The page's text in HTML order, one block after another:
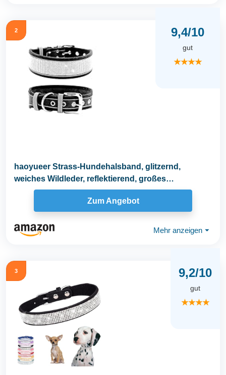
2 9,4/10
gut
★★★★
haoyueer Strass-Hundehalsband, glitzernd,
weiches Wildleder, reflektierend, großes
Hundehalsband...
Zum Angebot
Mehr anzeigen ⏷
3 9,2/10
gut
★★★★